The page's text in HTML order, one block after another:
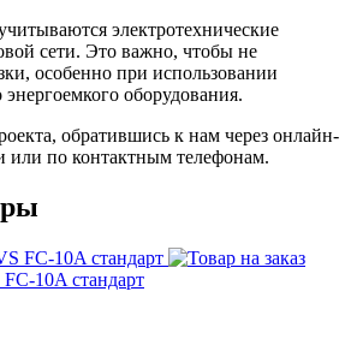
электротехнические
сети. Это важно, чтобы не
особенно при использовании
энергоемкого оборудования.
обратившись к нам через онлайн-
или по контактным телефонам.
FC-10A стандарт